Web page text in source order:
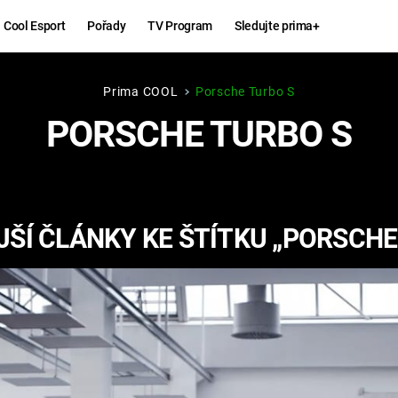
Cool Esport Pořady TV Program Sledujte prima+
Hry
KINGDOM
COME:
DELIVERANCE
ESPORT
Zábava
KOMEDIE
CHUCK
NORRIS
Prima COOL Porsche Turbo S
PORSCHE TURBO S
ČLÁNKY KE ŠTÍTKU